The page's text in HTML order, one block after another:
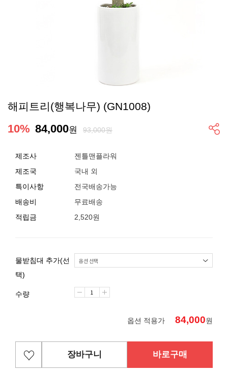
해피트리(행복나무) (GN1008)
10% 84,000원 93,000원
제조사
젠틀맨플라워
제조국
국내 외
특이사항
전국배송가능
배송비
무료배송
적립금
2,520원
물받침대 추가(선
택)
수량
옵션 적용가 84,000원
장바구니 바로구매